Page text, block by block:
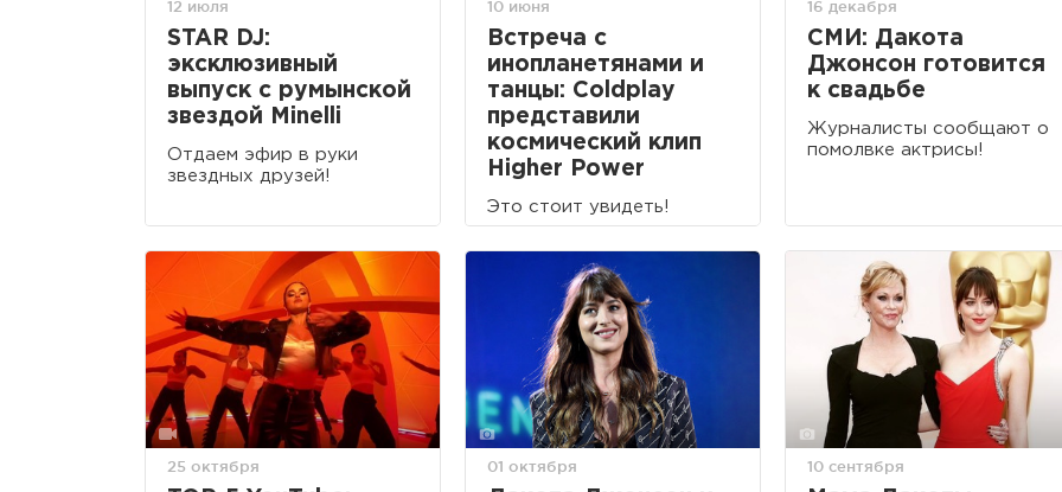
12 июля
STAR DJ:
эксклюзивный
выпуск с румынской
звездой Minelli
Отдаем эфир в руки
звездных друзей!
10 июня
Встреча с
инопланетянами и
танцы: Coldplay
представили
космический клип
Higher Power
Это стоит увидеть!
16 декабря
СМИ: Дакота
Джонсон готовится
к свадьбе
Журналисты сообщают о
помолвке актрисы!
25 октября 01 октября 10 сентября